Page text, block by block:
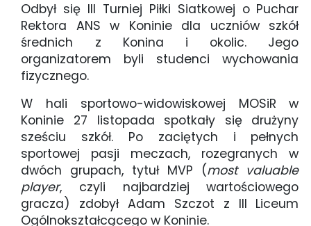
Odbył się III Turniej Piłki Siatkowej o Puchar
Rektora ANS w Koninie dla uczniów szkół
średnich z Konina i okolic. Jego
organizatorem byli studenci wychowania
fizycznego.
W hali sportowo-widowiskowej MOSiR w
Koninie 27 listopada spotkały się drużyny
sześciu szkół. Po zaciętych i pełnych
sportowej pasji meczach, rozegranych w
dwóch grupach, tytuł MVP (most valuable
player, czyli najbardziej wartościowego
gracza) zdobył Adam Szczot z III Liceum
Ogólnokształcącego w Koninie.